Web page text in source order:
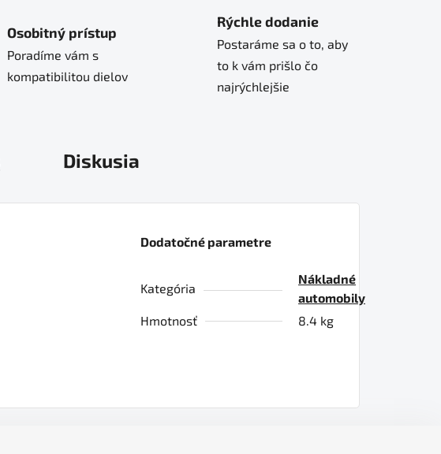
Osobitný prístup
Poradíme vám s
kompatibilitou dielov
Rýchle dodanie
Postaráme sa o to, aby
to k vám prišlo čo
najrýchlejšie
Diskusia
Dodatočné parametre
Kategória
Nákladné
automobily
Hmotnosť
8.4 kg